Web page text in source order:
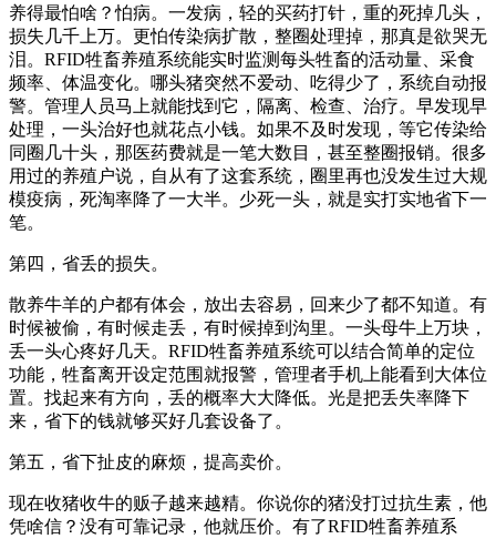
养得最怕啥？怕病。一发病，轻的买药打针，重的死掉几头，
损失几千上万。更怕传染病扩散，整圈处理掉，那真是欲哭无
泪。RFID牲畜养殖系统能实时监测每头牲畜的活动量、采食
频率、体温变化。哪头猪突然不爱动、吃得少了，系统自动报
警。管理人员马上就能找到它，隔离、检查、治疗。早发现早
处理，一头治好也就花点小钱。如果不及时发现，等它传染给
同圈几十头，那医药费就是一笔大数目，甚至整圈报销。很多
用过的养殖户说，自从有了这套系统，圈里再也没发生过大规
模疫病，死淘率降了一大半。少死一头，就是实打实地省下一
笔。
第四，省丢的损失。
散养牛羊的户都有体会，放出去容易，回来少了都不知道。有
时候被偷，有时候走丢，有时候掉到沟里。一头母牛上万块，
丢一头心疼好几天。RFID牲畜养殖系统可以结合简单的定位
功能，牲畜离开设定范围就报警，管理者手机上能看到大体位
置。找起来有方向，丢的概率大大降低。光是把丢失率降下
来，省下的钱就够买好几套设备了。
第五，省下扯皮的麻烦，提高卖价。
现在收猪收牛的贩子越来越精。你说你的猪没打过抗生素，他
凭啥信？没有可靠记录，他就压价。有了RFID牲畜养殖系